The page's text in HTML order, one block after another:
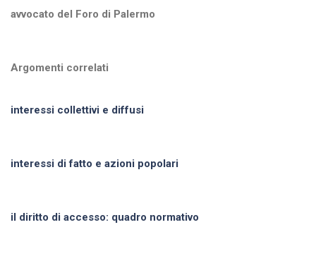
avvocato del Foro di Palermo
Argomenti correlati
interessi collettivi e diffusi
interessi di fatto e azioni popolari
il diritto di accesso: quadro normativo